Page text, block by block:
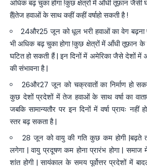
अधिक बढ़ चुका होगा !कुछ क्षेत्रों में आँधी तूफ़ान जैसी
हैं|तेज हवाओं के साथ कहीं कहीं वर्षाहो सकती है !
24और25 जून को धूल भरी हवाओं का वेग बढ़ना
भी अधिक बढ़ चुका होगा !कुछ क्षेत्रों में आँधी तूफ़ान के
घटित हो सकती हैं | इन दिनों में अमेरिका जैसे देशों
की संभावना है |
26और27 जून को चक्रवातों का निर्माण हो
कुछ देशों प्रदेशों में तेज हवाओं के साथ वर्षा का
जबकि सामान्यतौर पर इन दिनों में वर्षा प्रायः नहीं
स्तर बढ़ सकता है |
28 जून को वायु की गति कुछ कम होगी |बढ़ते
लगेगा | वायु प्रदूषण कम होना प्रारंभ होगा | समाज
शांत होगी | सायंकाल के समय पूर्वोत्तर प्रदेशों में